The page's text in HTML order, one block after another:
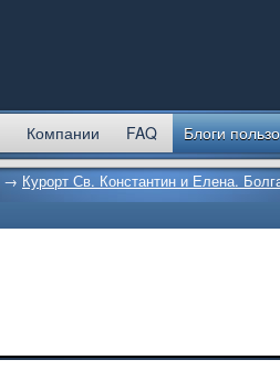
Компании FAQ Блоги
→ Курорт Св. Константин и Елена.